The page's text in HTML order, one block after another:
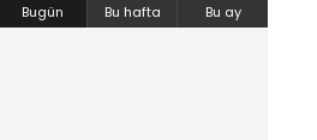
Bugün
Bu hafta Bu ay